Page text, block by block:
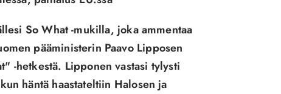
So What -mukilla, joka ammentaa
pääministerin Paavo Lipposen
-hetkestä. Lipponen vastasi tylysti
häntä haastateltiin Halosen ja